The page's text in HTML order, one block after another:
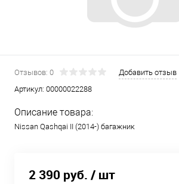
Отзывов: 0
Добавить отзыв
Артикул: 00000022288
Описание товара:
Nissan Qashqai II (2014-) багажник
2 390 руб. / шт